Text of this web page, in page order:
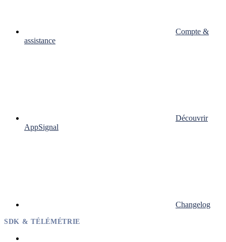
Compte &
assistance
Découvrir
AppSignal
Changelog
SDK & TÉLÉMÉTRIE